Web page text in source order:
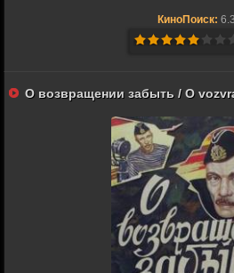
КиноПоиск:
О возвращении забыть / O